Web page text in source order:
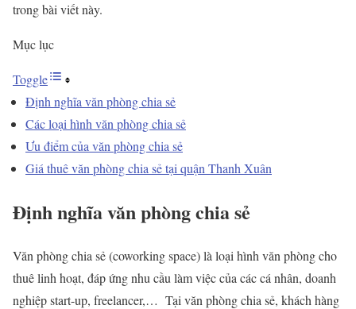
trong bài viết này.
Mục lục
Toggle
Định nghĩa văn phòng chia sẻ
Các loại hình văn phòng chia sẻ
Ưu điểm của văn phòng chia sẻ
Giá thuê văn phòng chia sẻ tại quận Thanh Xuân
Định nghĩa văn phòng chia sẻ
Văn phòng chia sẻ (coworking space) là loại hình văn phòng cho
thuê linh hoạt, đáp ứng nhu cầu làm việc của các cá nhân, doanh
nghiệp start-up, freelancer,… Tại văn phòng chia sẻ, khách hàng